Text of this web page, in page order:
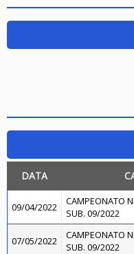
DATA
09/04/2022
CAMPEONATO
SUB. 09/2022
07/05/2022
CAMPEONATO
SUB. 09/2022